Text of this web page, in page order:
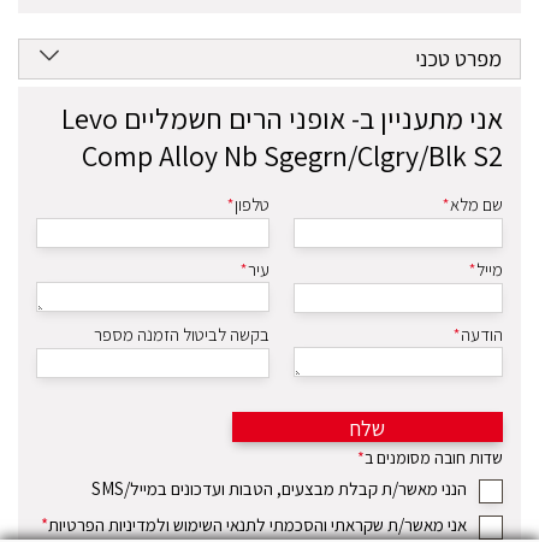
מפרט טכני
אני מתעניין ב-
אופני הרים חשמליים Levo
Comp Alloy Nb Sgegrn/Clgry/Blk S2
שם מלא* טלפון*
מייל* עיר*
הודעה* בקשה לביטול הזמנה מספר
שלח
שדות חובה מסומנים ב*
הנני מאשר/ת קבלת מבצעים, הטבות ועדכונים במייל/SMS
אני מאשר/ת שקראתי והסכמתי לתנאי השימוש ולמדיניות הפרטיות*